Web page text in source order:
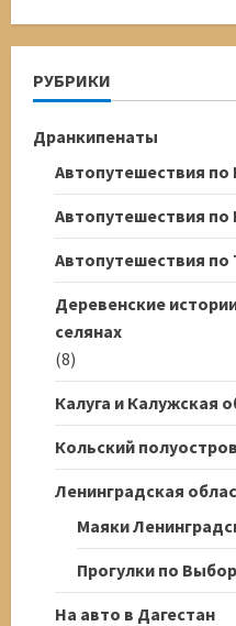
РУБРИКИ
Дранкипенаты
Автопутешествия по
Автопутешествия
Автопутешествия по
Деревенские
селянах
(8)
Калуга и Калужская
Кольский
Ленинградская
Маяки
Прогулки по
На авто в Дагестан